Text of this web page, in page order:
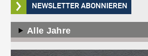
NEWSLETTER ABONNIEREN
Alle Jahre